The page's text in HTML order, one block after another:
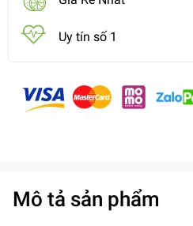
Uy tín số 1
Mô tả sản phẩm